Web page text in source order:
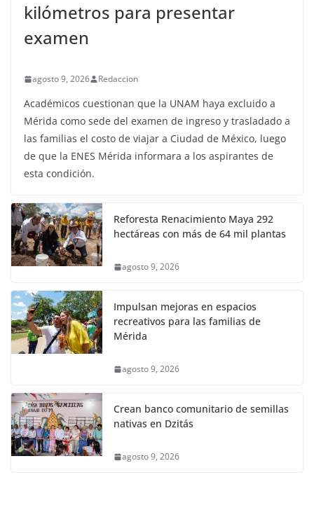
kilómetros para presentar
examen
agosto 9, 2026 Redaccion
Académicos cuestionan que la UNAM haya excluido a
Mérida como sede del examen de ingreso y trasladado a
las familias el costo de viajar a Ciudad de México, luego
de que la ENES Mérida informara a los aspirantes de
esta condición.
Reforesta Renacimiento Maya 292
hectáreas con más de 64 mil plantas
agosto 9, 2026
Impulsan mejoras en espacios
recreativos para las familias de
Mérida
agosto 9, 2026
Crean banco comunitario de semillas
nativas en Dzitás
agosto 9, 2026